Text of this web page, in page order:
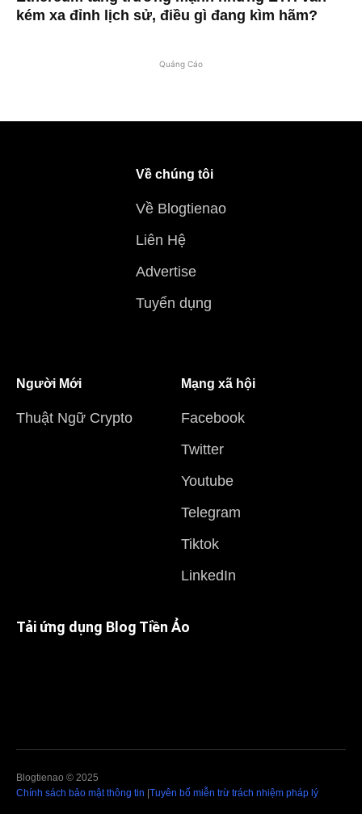
kém xa đỉnh lịch sử, điều gì đang kìm hãm?
Quảng Cáo
Về chúng tôi
Về Blogtienao
Liên Hệ
Advertise
Tuyển dụng
Người Mới
Thuật Ngữ Crypto
Mạng xã hội
Facebook
Twitter
Youtube
Telegram
Tiktok
LinkedIn
Tải ứng dụng Blog Tiền Ảo
Blogtienao © 2025
Chính sách bảo mật thông tin Tuyên bố miễn trừ trách nhiệm pháp lý